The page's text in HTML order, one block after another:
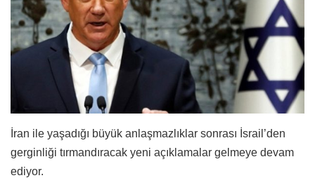
İran ile yaşadığı büyük anlaşmazlıklar sonrası İsrail’den
gerginliği tırmandıracak yeni açıklamalar gelmeye devam
ediyor.